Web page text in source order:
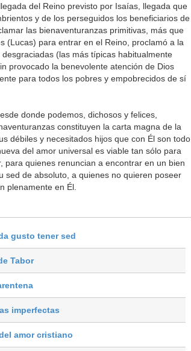
del Reino previsto por Isaías, llegada que
y de los perseguidos los beneficiarios de
las bienaventuranzas primitivas, más que
(Lucas) para entrar en el Reino, proclamó a la
(las más típicas habitualmente
provocado la benevolente atención de Dios
para todos los pobres y empobrecidos de sí
donde podemos, dichosos y felices,
constituyen la carta magna de la
débiles y necesitados hijos que con Él son todo
del amor universal es viable tan sólo para
para quienes renuncian a encontrar en un bien
sed de absoluto, a quienes no quieren poseer
plenamente en Él.
gusto tener sed
Tabor
imperfectas
amor cristiano